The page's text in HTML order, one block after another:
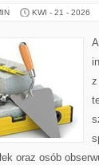
KWI - 21 - 2026
z
oraz osób